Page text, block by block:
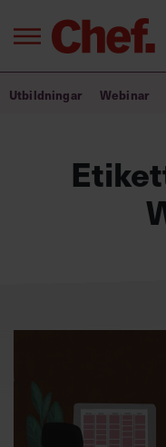
Kundservice
Villkor och policy för
Bra
Utbildningar Webinar